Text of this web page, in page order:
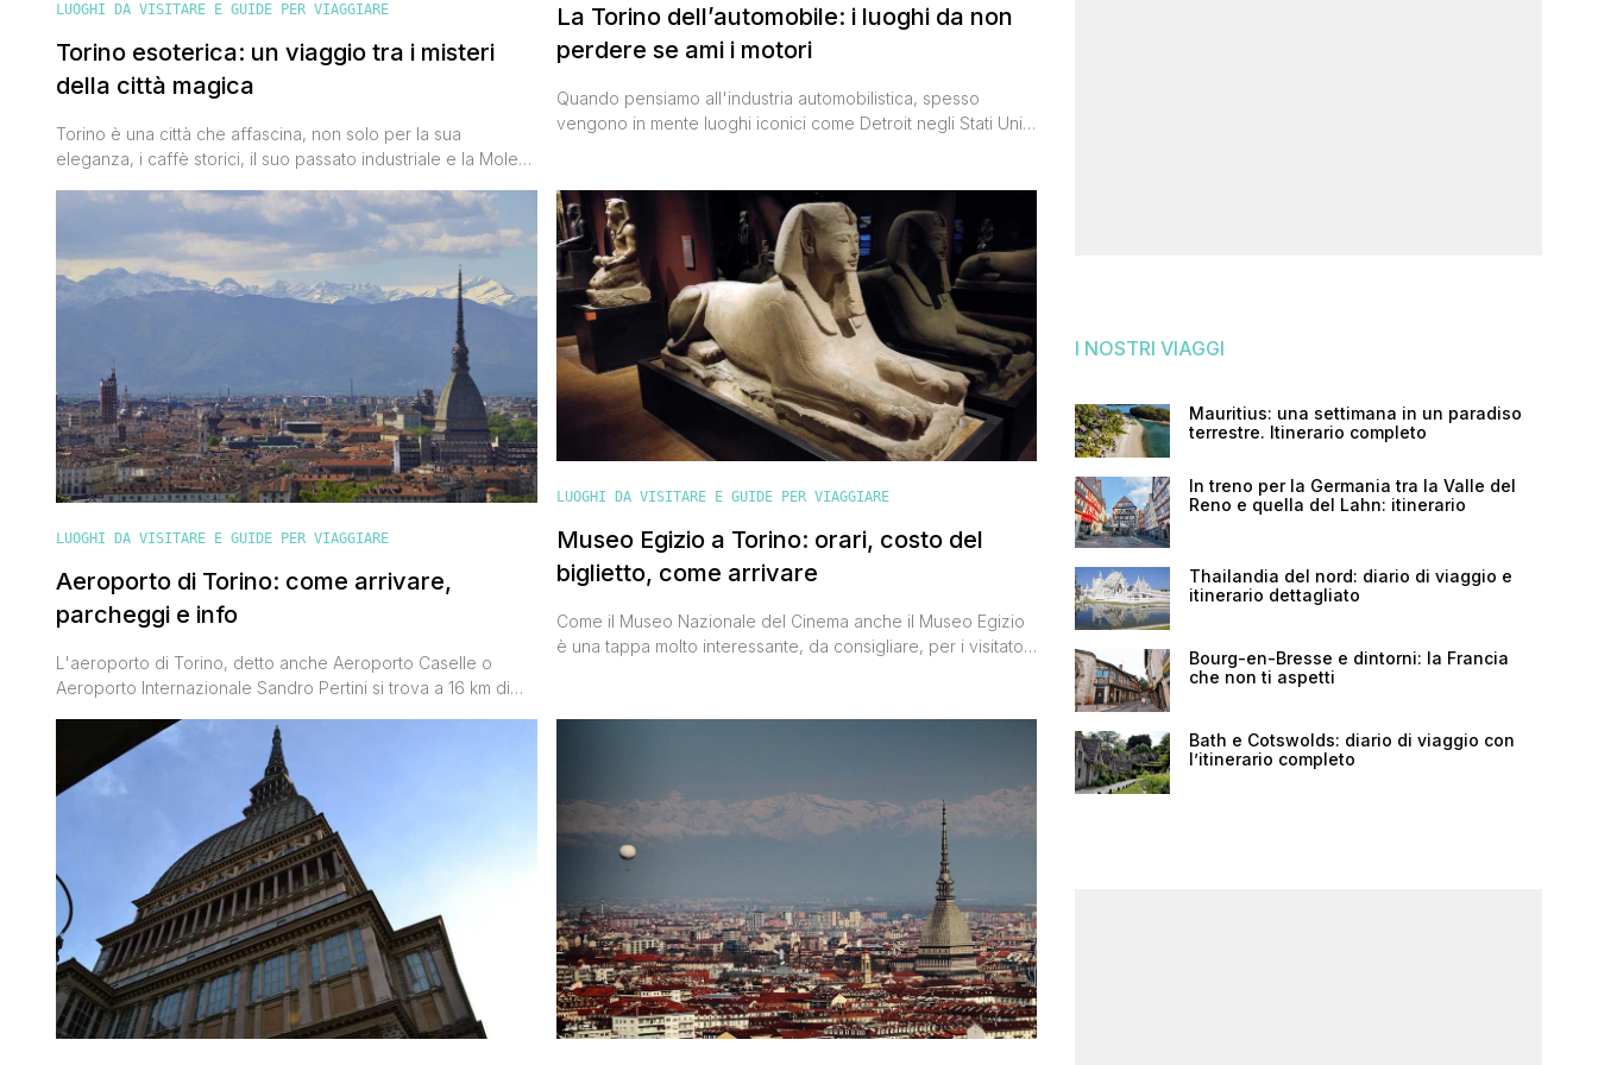
LUOGHI DA VISITARE E GUIDE PER VIAGGIARE
Torino esoterica: un viaggio tra i misteri
della città magica
Torino è una città che affascina, non solo per la sua
eleganza, i caffè storici, il suo passato industriale e la Mole
misterioso. Considerata uno dei vertici del 'triangolo della
magia', insieme a Lione e Praga, Torino è al centro di una
fitta rete di [']
La Torino dell’automobile: i luoghi da non
perdere se ami i motori
Quando pensiamo all'industria automobilistica, spesso
vengono in mente luoghi iconici come Detroit negli Stati Uniti,
dell'automobile, tanto da meritare il titolo di 'Capitale
dell'Industria Automobilistica'. Questa città è Torino che, con
il suo ricco patrimonio automobilistico, è una [']
LUOGHI DA VISITARE E GUIDE PER VIAGGIARE
Aeroporto di Torino: come arrivare,
parcheggi e info
L'aeroporto di Torino, detto anche Aeroporto Caselle o
Aeroporto Internazionale Sandro Pertini si trova a 16 km di
comuni di Caselle Torinese, San Francesco al Campo e San
Maurizio Canavese. L'aeroporto è di proprietà della Società
Azionaria Gestione Aeroporto Torino S.p.A. L'aeroporto è
raggiungibile in moltissimi modi [']
LUOGHI DA VISITARE E GUIDE PER VIAGGIARE
Museo Egizio a Torino: orari, costo del
biglietto, come arrivare
Come il Museo Nazionale del Cinema anche il Museo Egizio
è una tappa molto interessante, da consigliare, per i visitatori
reperti, il più importante in assoluto dopo quello del Cairo. È
I NOSTRI VIAGGI
Mauritius: una settimana in un paradiso
terrestre. Itinerario completo
In treno per la Germania tra la Valle del
Reno e quella del Lahn: itinerario
Thailandia del nord: diario di viaggio e
itinerario dettagliato
Bourg-en-Bresse e dintorni: la Francia
che non ti aspetti
Bath e Cotswolds: diario di viaggio con
l’itinerario completo